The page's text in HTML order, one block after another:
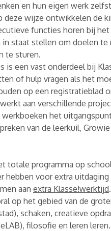
en hun eigen werk
deze wijze ontwikkelen de
functies horen bij
staat stellen om doelen te
te sturen.
is een vast onderdeel bij
of hulp vragen als het
op een registratieblad
aan verschillende
het
van de leerkuil,
totale programma op
hebben voor extra uitdaging
aan extra Klasse!werktijd.
op het gebied van de
schaken, creatieve
filosofie en leren